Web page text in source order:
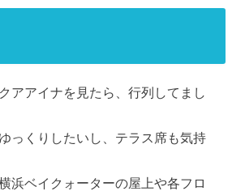
アアイナを見たら、行列してまし
っくりしたいし、テラス席も気持
浜ベイクォーターの屋上や各フロ